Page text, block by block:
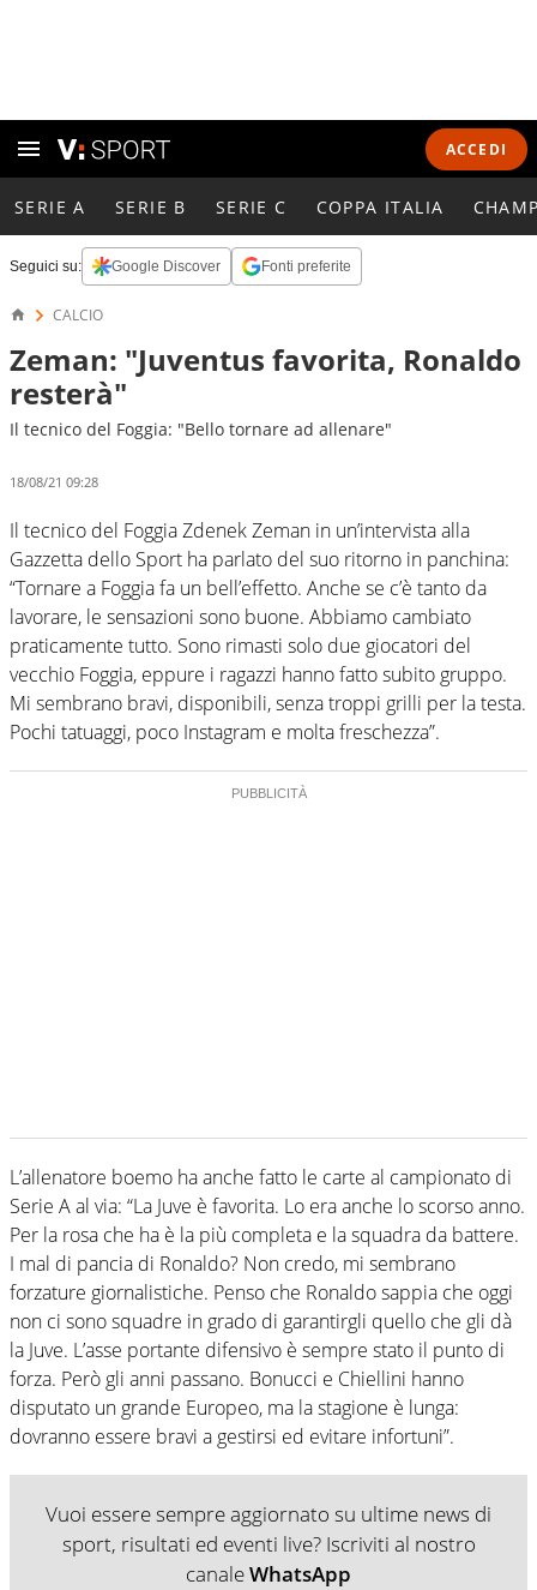
ACCEDI
SERIE A SERIE B SERIE C COPPA ITALIA
Seguici su: Google Discover Fonti preferite
CALCIO
Zeman: "Juventus favorita, Ronaldo
resterà"
Il tecnico del Foggia: "Bello tornare ad allenare"
18/08/21 09:28
Il tecnico del Foggia Zdenek Zeman in un’intervista alla
Gazzetta dello Sport ha parlato del suo ritorno in panchina:
“Tornare a Foggia fa un bell’effetto. Anche se c’è tanto da
lavorare, le sensazioni sono buone. Abbiamo cambiato
praticamente tutto. Sono rimasti solo due giocatori del
vecchio Foggia, eppure i ragazzi hanno fatto subito gruppo.
Mi sembrano bravi, disponibili, senza troppi grilli per la testa.
Pochi tatuaggi, poco Instagram e molta freschezza”.
L’allenatore boemo ha anche fatto le carte al campionato di
Serie A al via: “La Juve è favorita. Lo era anche lo scorso anno.
Per la rosa che ha è la più completa e la squadra da battere.
I mal di pancia di Ronaldo? Non credo, mi sembrano
forzature giornalistiche. Penso che Ronaldo sappia che oggi
non ci sono squadre in grado di garantirgli quello che gli dà
la Juve. L’asse portante difensivo è sempre stato il punto di
forza. Però gli anni passano. Bonucci e Chiellini hanno
disputato un grande Europeo, ma la stagione è lunga:
dovranno essere bravi a gestirsi ed evitare infortuni”.
Vuoi essere sempre aggiornato su ultime news di
sport, risultati ed eventi live? Iscriviti al nostro
canaleWhatsApp